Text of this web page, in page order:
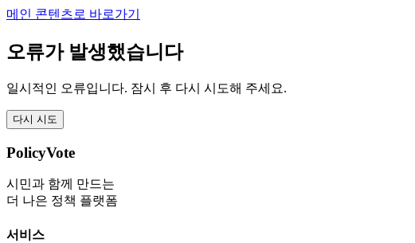
메인 콘텐츠로 바로가기
오류가 발생했습니다
일시적인 오류입니다. 잠시 후 다시 시도해 주세요.
다시 시도
PolicyVote
시민과 함께 만드는
더 나은 정책 플랫폼
서비스